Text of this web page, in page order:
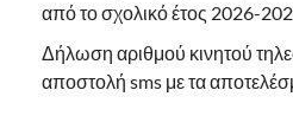
από το σχολικό έτος 2026-
Δήλωση αριθμού κινητού
αποστολή sms με τα